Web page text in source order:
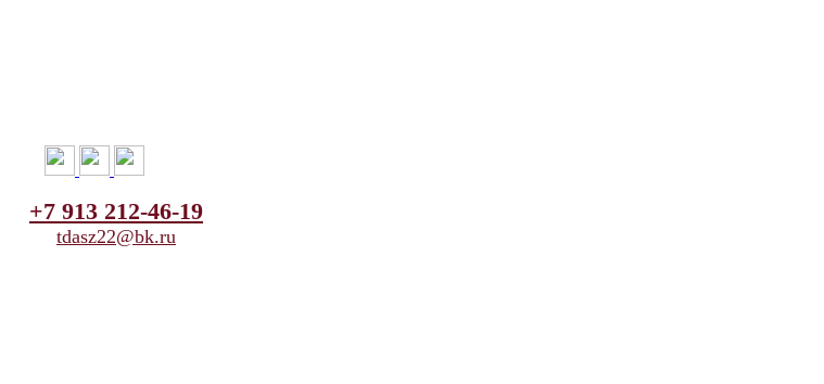
+7 913 212-46-19
tdasz22@bk.ru